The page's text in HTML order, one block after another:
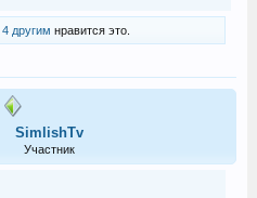
4 другим нравится это.
SimlishTv
Участник